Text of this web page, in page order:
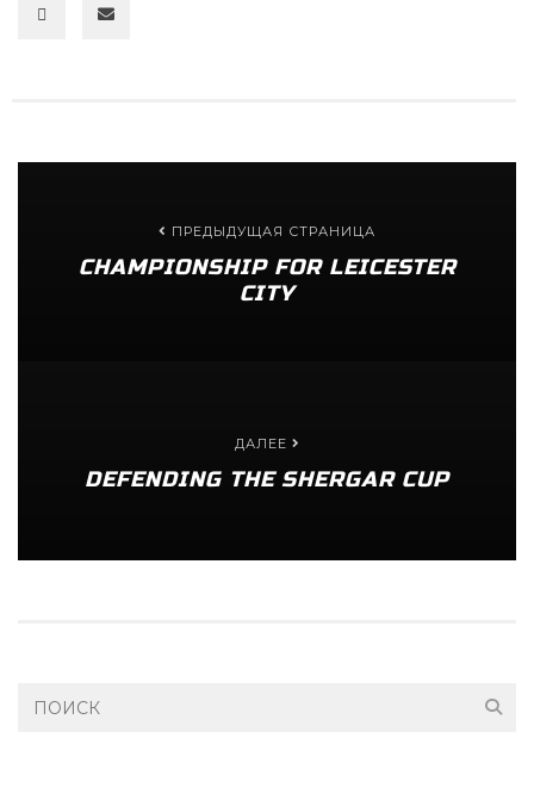
ПРЕДЫДУЩАЯ СТРАНИЦА
CHAMPIONSHIP FOR LEICESTER
CITY
ДАЛЕЕ
DEFENDING THE SHERGAR CUP